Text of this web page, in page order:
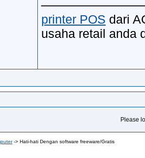
printer POS dari
usaha retail anda
Please
-> Hati-hati Dengan software freeware/Gratis